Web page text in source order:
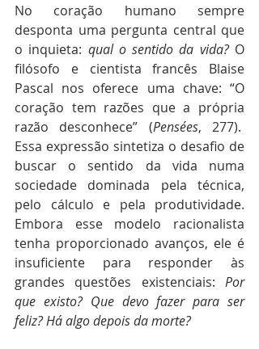
No coração humano sempre
desponta uma pergunta central que
o inquieta: qual o sentido da vida? O
filósofo e cientista francês Blaise
Pascal nos oferece uma chave: “O
coração tem razões que a própria
razão desconhece” (Pensées, 277).
Essa expressão sintetiza o desafio de
buscar o sentido da vida numa
sociedade dominada pela técnica,
pelo cálculo e pela produtividade.
Embora esse modelo racionalista
tenha proporcionado avanços, ele é
insuficiente para responder às
grandes questões existenciais: Por
que existo? Que devo fazer para ser
feliz? Há algo depois da morte?